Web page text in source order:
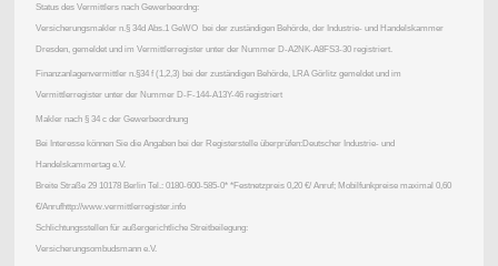
Status des Vermittlers nach Gewerbeordng:
Versicherungsmakler n.§ 34d Abs.1 GeWO bei der zuständigen Behörde, der Industrie- und Handelskammer
Dresden, gemeldet und im Vermittlerregister unter der Nummer D-A2NK-A8FS3-30 registriert.
Finanzanlagenvermittler n.§34 f (1,2,3) bei der zuständigen Behörde, LRA Görlitz gemeldet und im
Vermittlerregister unter der Nummer D-F-144-A13Y-46 registriert
Makler nach § 34 c der Gewerbeordnung
Bei Interesse können Sie die Angaben bei der Registerstelle überprüfen:Deutscher Industrie- und
Handelskammertag e.V.
Breite Straße 29 10178 Berlin Tel.: 0180-600-585-0* *Festnetzpreis 0,20 €/ Anruf; Mobilfunkpreise maximal 0,60
€/Anrufhttp://www.vermittlerregister.info
Schlichtungsstellen für außergerichtliche Streitbeilegung:
Versicherungsombudsmann e.V.